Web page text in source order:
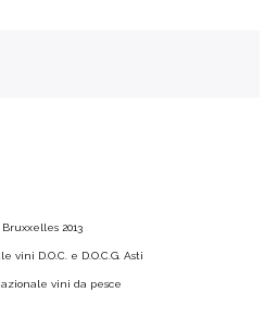
2013
vini D.O.C. e D.O.C.G. Asti
vini da pesce